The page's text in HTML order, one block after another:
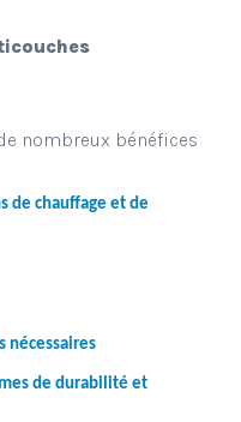
nombreux bénéfices
de chauffage et de
nécessaires
de durabilité et